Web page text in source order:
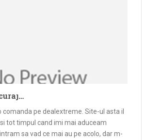
comanda pe dealextreme. Site-ul asta il
tot timpul cand imi mai aduceam
sa vad ce mai au pe acolo, dar m-